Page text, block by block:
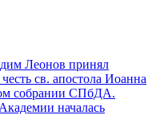
Леонов принял
св. апостола Иоанна
собрании СПбДА.
началась